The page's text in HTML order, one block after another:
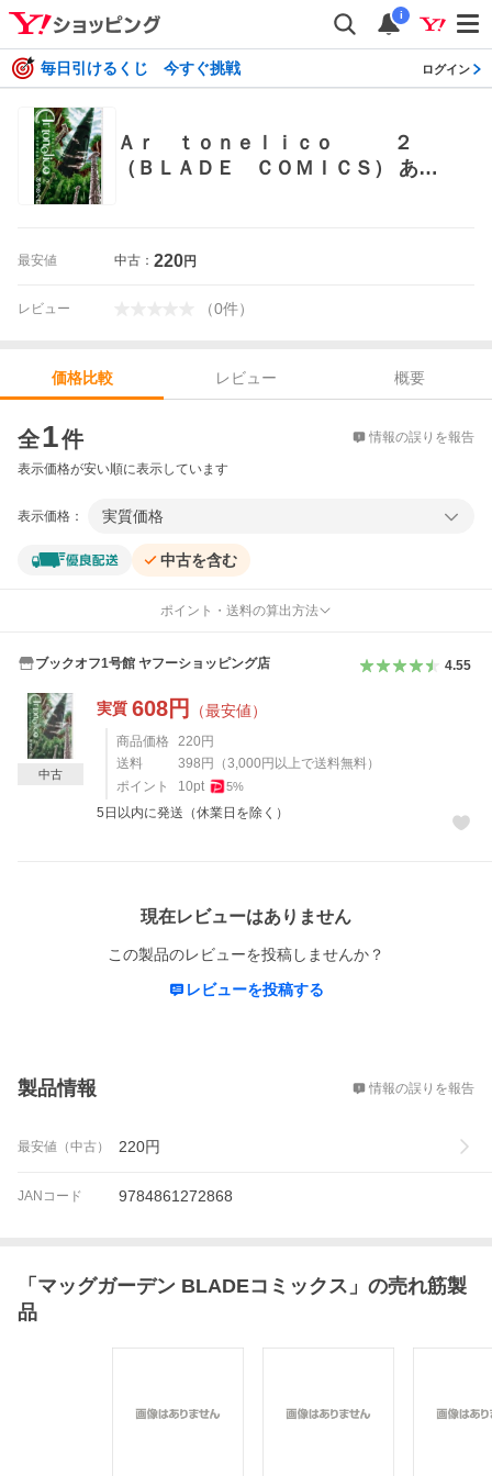
i
毎日引けるくじ 今すぐ挑戦 ログイン
Ａｒ ｔｏｎｅｌｉｃｏ ２
（ＢＬＡＤＥ ＣＯＭＩＣＳ） あや
最安値 中古： 220円
レビュー （0件）
価格比較 レビュー
概要
全1件 情報の誤りを報告
表示価格が安い順に表示しています
表示価格： 実質価格
中古を含む
ポイント・送料の算出方法
ブックオフ1号館 ヤフーショッピング店 4.55
実質 608円 （最安値）
商品価格 220 円
送料
398 円 （3,000 円以上で送料無料）
ポイント
10pt 5%
5日以内に発送（休業日を除く）
中古
現在レビューはありません
この製品のレビューを投稿しませんか？
レビューを投稿する
製品情報 情報の誤りを報告
最安値（中古） 220円
JANコード 9784861272868
「 マッグガーデン BLADEコミックス 」の売れ筋製
品